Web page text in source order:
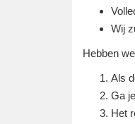
Wij
Hebben
Als
Ga
Het